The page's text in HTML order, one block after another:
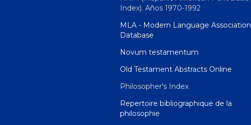
Index). Años 1970-1992
MLA - Modern Language Association
Database
Novum testamentum
Old Testament Abstracts Online
Philosopher's Index
Repertoire bibliographique de la
philosophie